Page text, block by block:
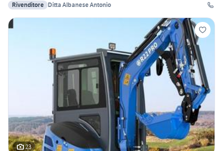
Rivenditore Ditta Albanese Antonio
23